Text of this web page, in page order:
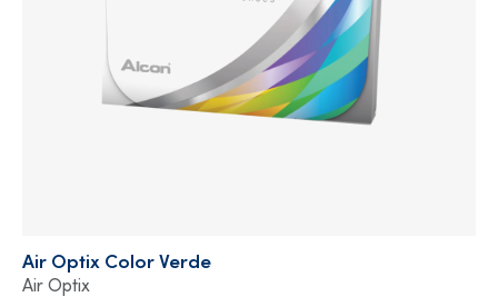
Air Optix Color Verde
Air Optix